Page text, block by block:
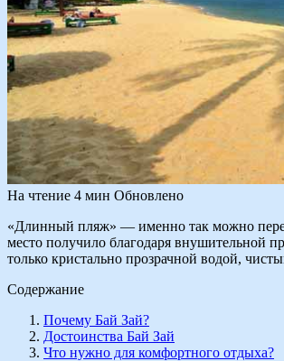
На чтение 4 мин Обновлено
«Длинный пляж» — именно так можно
место получило благодаря внушительной
только кристально прозрачной водой,
Содержание
Почему Бай Зай?
Достоинства Бай Зай
Что нужно для комфортного отдыха?